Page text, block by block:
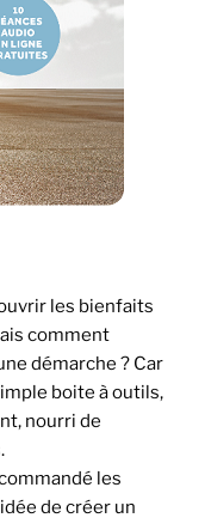
les bienfaits
comment
démarche ? Car
boite à outils,
nourri de
les
de créer un